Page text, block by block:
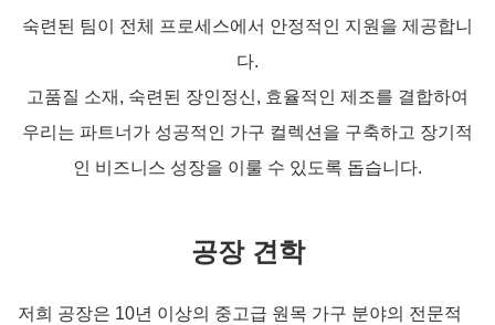
숙련된 팀이 전체 프로세스에서 안정적인 지원을 제공합니
다.
고품질 소재, 숙련된 장인정신, 효율적인 제조를 결합하여
우리는 파트너가 성공적인 가구 컬렉션을 구축하고 장기적
인 비즈니스 성장을 이룰 수 있도록 돕습니다.
공장 견학
저희 공장은 10년 이상의 중고급 원목 가구 분야의 전문적